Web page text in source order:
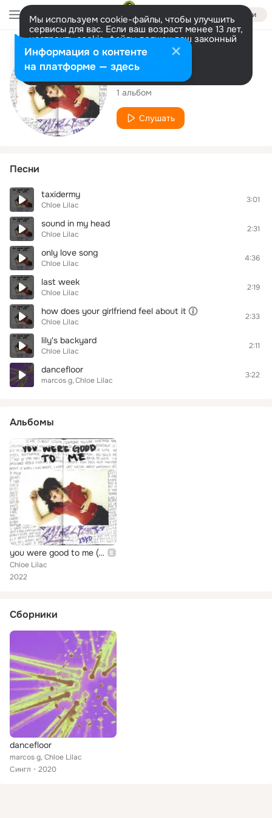
Войти
Мы используем cookie-файлы, чтобы улучшить
сервисы для вас. Если ваш возраст менее 13 лет,
настроить cookie-файлы должен ваш законный
представитель. Больше информации
Разрешить все Настроить
Исполнитель
Chloe Lilac
1 альбом
Слушать
Песни
taxidermy
Chloe Lilac
3:01
sound in my head
Chloe Lilac
2:31
only love song
Chloe Lilac
4:36
last week
Chloe Lilac
2:19
how does your girlfriend feel about it
Chloe Lilac
2:33
lily's backyard
Chloe Lilac
2:11
dancefloor
marcos g Chloe Lilac
3:22
Альбомы
you were good to me (deluxe)
Chloe Lilac
2022
Сборники
dancefloor
marcos g, Chloe Lilac
Сингл
2020
Информация о контенте
на платформе — здесь